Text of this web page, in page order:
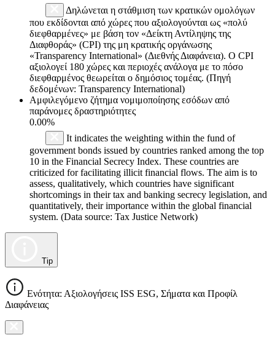
Δηλώνεται η στάθμιση των κρατικών ομολόγων
που εκδίδονται από χώρες που αξιολογούνται ως «πολύ
διεφθαρμένες» με βάση τον «Δείκτη Αντίληψης της
Διαφθοράς» (CPI) της μη κρατικής οργάνωσης
«Transparency International» (Διεθνής Διαφάνεια). Ο CPI
αξιολογεί 180 χώρες και περιοχές ανάλογα με το πόσο
διεφθαρμένος θεωρείται ο δημόσιος τομέας. (Πηγή
δεδομένων: Transparency International)
Αμφιλεγόμενο ζήτημα νομιμοποίησης εσόδων από
παράνομες δραστηριότητες
0.00%
It indicates the weighting within the fund of
government bonds issued by countries ranked among the top
10 in the Financial Secrecy Index. These countries are
criticized for facilitating illicit financial flows. The aim is to
assess, qualitatively, which countries have significant
shortcomings in their tax and banking secrecy legislation, and
quantitatively, their importance within the global financial
system. (Data source: Tax Justice Network)
Tip
Ενότητα: Αξιολογήσεις ISS ESG, Σήματα και Προφίλ
Διαφάνειας